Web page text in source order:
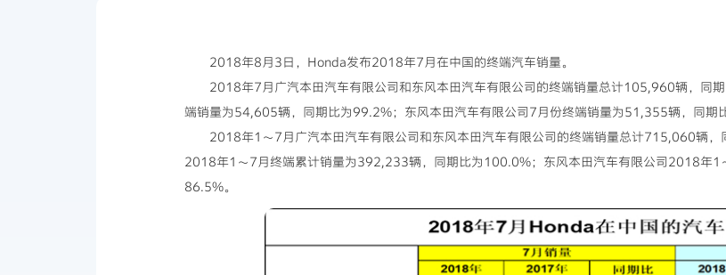
2018年8月3日，Honda发布2018年7月在中国的终端汽车销量。
2018年7月广汽本田汽车有限公司和东风本田汽车有限公司的终端销量总计105,960辆，同
端销量为54,605辆，同期比为99.2%；东风本田汽车有限公司7月份终端销量为51,355辆，同期
2018年1～7月广汽本田汽车有限公司和东风本田汽车有限公司的终端销量总计715,060辆
2018年1～7月终端累计销量为392,233辆，同期比为100.0%；东风本田汽车有限公司2018年1
86.5%。